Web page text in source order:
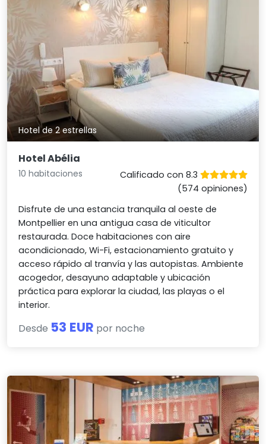
Hotel de 2 estrellas
Hotel Abélia
10 habitaciones
Calificado con 8.3
(574 opiniones)
Disfrute de una estancia tranquila al oeste de
Montpellier en una antigua casa de viticultor
restaurada. Doce habitaciones con aire
acondicionado, Wi-Fi, estacionamiento gratuito y
acceso rápido al tranvía y las autopistas. Ambiente
acogedor, desayuno adaptable y ubicación
práctica para explorar la ciudad, las playas o el
interior.
Desde 53 EUR por noche